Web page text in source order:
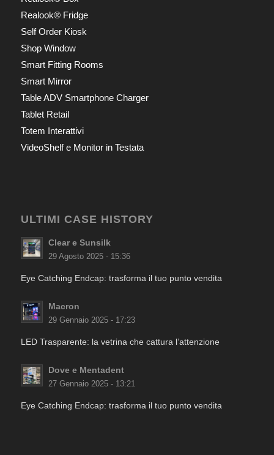
Realook® Fridge
Self Order Kiosk
Shop Window
Smart Fitting Rooms
Smart Mirror
Table ADV Smartphone Charger
Tablet Retail
Totem Interattivi
VideoShelf e Monitor in Testata
ULTIMI CASE HISTORY
Clear e Sunsilk
29 Agosto 2025 - 15:36
Eye Catching Endcap: trasforma il tuo punto vendita
Macron
29 Gennaio 2025 - 17:23
LED Trasparente: la vetrina che cattura l’attenzione
Dove e Mentadent
27 Gennaio 2025 - 13:21
Eye Catching Endcap: trasforma il tuo punto vendita